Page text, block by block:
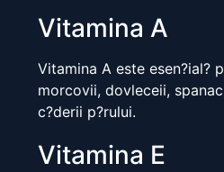
Vitamina A
Vitamina A este esen?ial?
morcovii, dovleceii,
c?derii p?rului.
Vitamina E